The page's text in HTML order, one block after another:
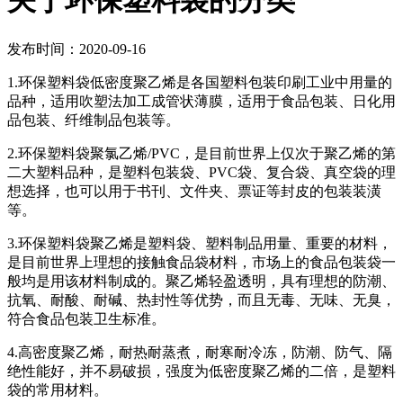
发布时间：2020-09-16
1.环保塑料袋低密度聚乙烯是各国塑料包装印刷工业中用量的
品种，适用吹塑法加工成管状薄膜，适用于食品包装、日化用
品包装、纤维制品包装等。
2.环保塑料袋聚氯乙烯/PVC，是目前世界上仅次于聚乙烯的第
二大塑料品种，是塑料包装袋、PVC袋、复合袋、真空袋的理
想选择，也可以用于书刊、文件夹、票证等封皮的包装装潢
等。
3.环保塑料袋聚乙烯是塑料袋、塑料制品用量、重要的材料，
是目前世界上理想的接触食品袋材料，市场上的食品包装袋一
般均是用该材料制成的。聚乙烯轻盈透明，具有理想的防潮、
抗氧、耐酸、耐碱、热封性等优势，而且无毒、无味、无臭，
符合食品包装卫生标准。
4.高密度聚乙烯，耐热耐蒸煮，耐寒耐冷冻，防潮、防气、隔
绝性能好，并不易破损，强度为低密度聚乙烯的二倍，是塑料
袋的常用材料。